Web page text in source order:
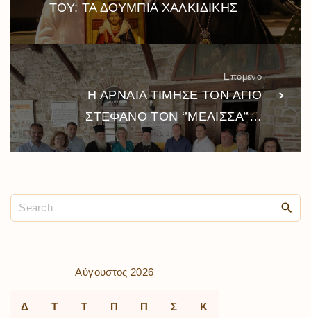
ΤΟΥ: ΤΑ ΔΟΥΜΠΙΑ ΧΑΛΚΙΔΙΚΗΣ
Επόμενο
Η ΑΡΝΑΙΑ ΤΙΜΗΣΕ ΤΟΝ ΑΓΙΟ
ΣΤΕΦΑΝΟ ΤΟΝ ‘’ΜΕΛΙΣΣΑ’’…
Αύγουστος 2026
Δ Τ Τ Π Π Σ Κ